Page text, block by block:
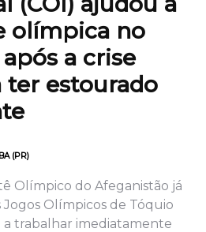
olímpica no
a crise
estourado
(PR)
Olímpico do Afeganistão já
Olímpicos de Tóquio
a trabalhar imediatamente